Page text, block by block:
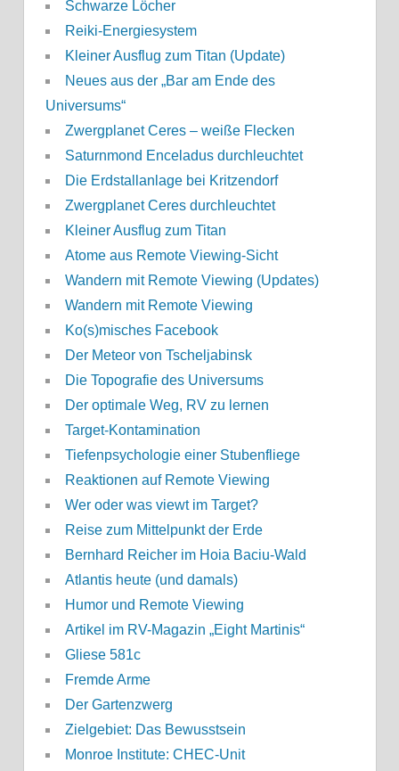
Schwarze Löcher
Reiki-Energiesystem
Kleiner Ausflug zum Titan (Update)
Neues aus der „Bar am Ende des
Universums“
Zwergplanet Ceres – weiße Flecken
Saturnmond Enceladus durchleuchtet
Die Erdstallanlage bei Kritzendorf
Zwergplanet Ceres durchleuchtet
Kleiner Ausflug zum Titan
Atome aus Remote Viewing-Sicht
Wandern mit Remote Viewing (Updates)
Wandern mit Remote Viewing
Ko(s)misches Facebook
Der Meteor von Tscheljabinsk
Die Topografie des Universums
Der optimale Weg, RV zu lernen
Target-Kontamination
Tiefenpsychologie einer Stubenfliege
Reaktionen auf Remote Viewing
Wer oder was viewt im Target?
Reise zum Mittelpunkt der Erde
Bernhard Reicher im Hoia Baciu-Wald
Atlantis heute (und damals)
Humor und Remote Viewing
Artikel im RV-Magazin „Eight Martinis“
Gliese 581c
Fremde Arme
Der Gartenzwerg
Zielgebiet: Das Bewusstsein
Monroe Institute: CHEC-Unit